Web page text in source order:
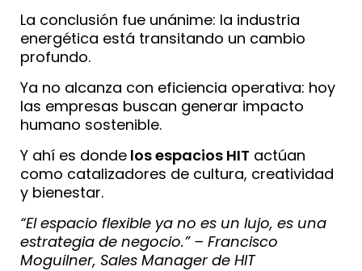
La conclusión fue unánime: la industria
energética está transitando un cambio
profundo.
Ya no alcanza con eficiencia operativa: hoy
las empresas buscan generar impacto
humano sostenible.
Y ahí es dondelos espacios HIT actúan
como catalizadores de cultura, creatividad
y bienestar.
“El espacio flexible ya no es un lujo, es una
estrategia de negocio.” – Francisco
Moguilner, Sales Manager de HIT